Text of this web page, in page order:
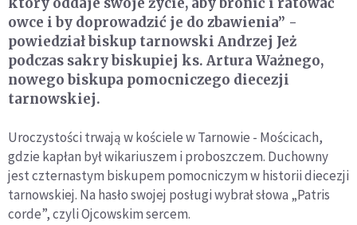
owce i by doprowadzić je do zbawienia” -
powiedział biskup tarnowski Andrzej Jeż
podczas sakry biskupiej ks. Artura Ważnego,
nowego biskupa pomocniczego diecezji
tarnowskiej.
Uroczystości trwają w kościele w Tarnowie - Mościcach,
gdzie kapłan był wikariuszem i proboszczem. Duchowny
jest czternastym biskupem pomocniczym w historii diecezji
tarnowskiej. Na hasło swojej posługi wybrał słowa „Patris
corde”, czyli Ojcowskim sercem.